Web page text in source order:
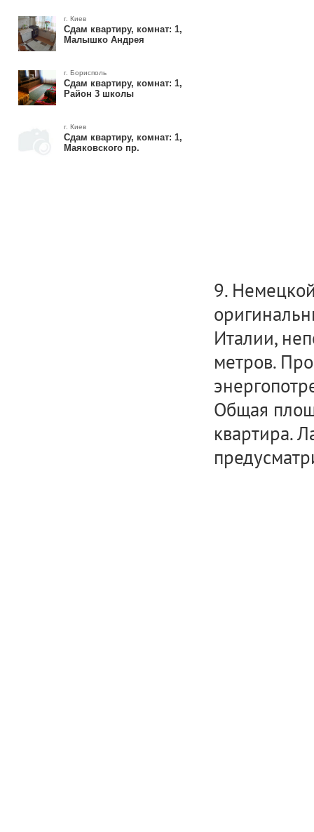
г. Киев
Сдам квартиру, комнат: 1,
Малышко Андрея
г. Борисполь
Сдам квартиру, комнат: 1,
Район 3 школы
г. Киев
Сдам квартиру, комнат: 1,
Маяковского пр.
9.
Италии,
метров.
Общая
квартира.